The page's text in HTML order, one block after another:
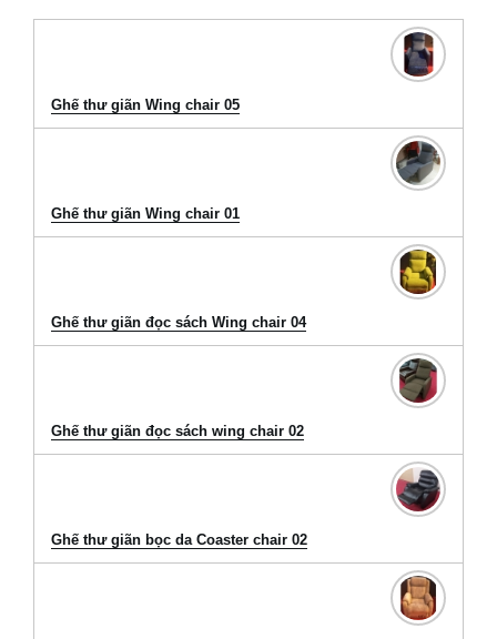
Ghế thư giãn Wing chair 05
Ghế thư giãn Wing chair 01
Ghế thư giãn đọc sách Wing chair 04
Ghế thư giãn đọc sách wing chair 02
Ghế thư giãn bọc da Coaster chair 02